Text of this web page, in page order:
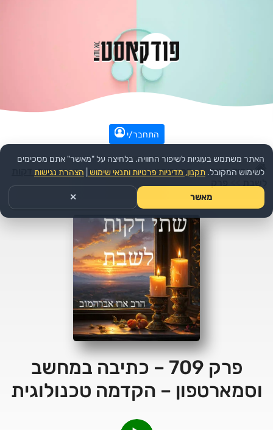
התחבר/י
עמוד הבית >> דת ורוחני >> יהדות >>הפודקאסט: שתי דקות
פרק 709 – כתיבה במחשב
וסמארטפון – הקדמה טכנולוגית
האתר משתמש בעוגיות לשיפור החוויה. בלחיצה על "מאשר" אתם מסכימים
לשימוש המקובל. תקנון, מדיניות פרטיות ותנאי שימוש הצהרת נגישות
מאשר ✕